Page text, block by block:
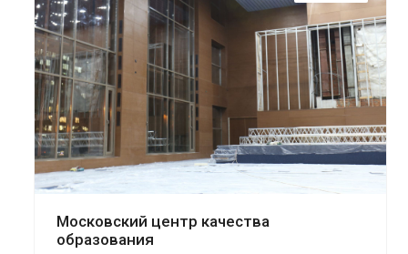
Смотреть проект
Московский центр качества
образования